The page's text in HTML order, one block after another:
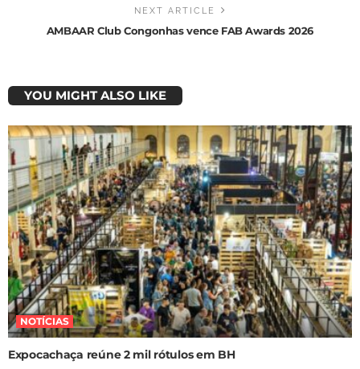
NEXT ARTICLE
AMBAAR Club Congonhas vence FAB Awards 2026
YOU MIGHT ALSO LIKE
NOTÍCIAS
Expocachaça reúne 2 mil rótulos em BH